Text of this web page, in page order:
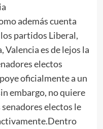
además cuenta
partidos Liberal,
Valencia es de lejos la
electos
oficialmente a un
embargo, no quiere
electos le